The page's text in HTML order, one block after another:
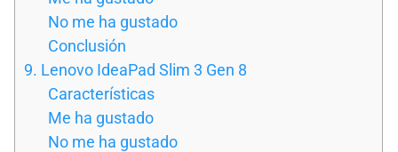
No me ha gustado
Conclusión
9. Lenovo IdeaPad Slim 3 Gen 8
Características
Me ha gustado
No me ha gustado